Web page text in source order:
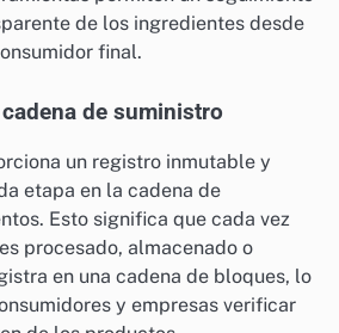
de los
como el blockchain, la
la forma en que se verifica la
en el servicio de comida a
permiten un seguimiento
de los ingredientes desde
final.